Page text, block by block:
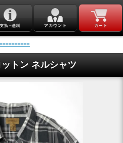
トン ネルシャツ